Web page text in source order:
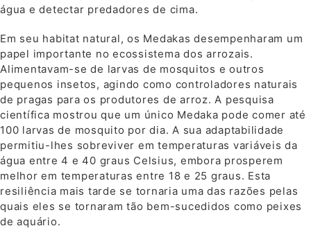
água e detectar predadores de cima.
Em seu habitat natural, os Medakas desempenharam um
papel importante no ecossistema dos arrozais.
Alimentavam-se de larvas de mosquitos e outros
pequenos insetos, agindo como controladores naturais
de pragas para os produtores de arroz. A pesquisa
científica mostrou que um único Medaka pode comer até
100 larvas de mosquito por dia. A sua adaptabilidade
permitiu-lhes sobreviver em temperaturas variáveis ​​da
água entre 4 e 40 graus Celsius, embora prosperem
melhor em temperaturas entre 18 e 25 graus. Esta
resiliência mais tarde se tornaria uma das razões pelas
quais eles se tornaram tão bem-sucedidos como peixes
de aquário.